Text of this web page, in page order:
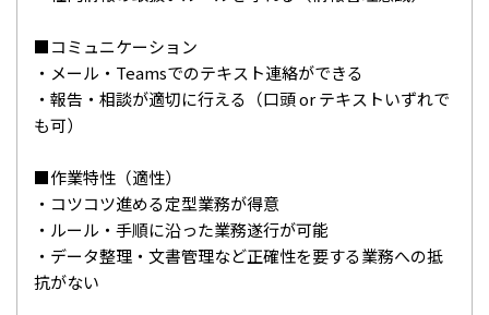
■コミュニケーション
・メール・Teamsでのテキスト連絡ができる
・報告・相談が適切に行える（口頭 or テキストいずれで
も可）
■作業特性（適性）
・コツコツ進める定型業務が得意
・ルール・手順に沿った業務遂行が可能
・データ整理・文書管理など正確性を要する業務への抵
抗がない